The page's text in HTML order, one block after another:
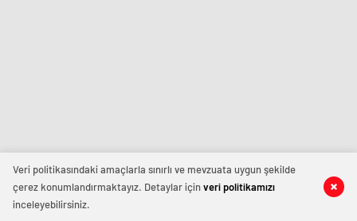
Veri politikasındaki amaçlarla sınırlı ve mevzuata uygun şekilde
çerez konumlandırmaktayız. Detaylar içinveri politikamızı
inceleyebilirsiniz.